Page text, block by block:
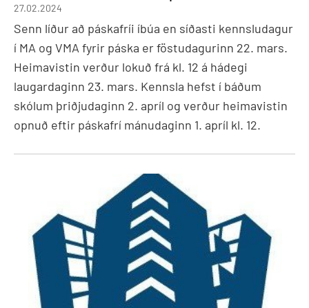
27.02.2024
Senn líður að páskafríi íbúa en síðasti kennsludagur
í MA og VMA fyrir páska er föstudagurinn 22. mars.
Heimavistin verður lokuð frá kl. 12 á hádegi
laugardaginn 23. mars. Kennsla hefst í báðum
skólum þriðjudaginn 2. apríl og verður heimavistin
opnuð eftir páskafrí mánudaginn 1. apríl kl. 12.